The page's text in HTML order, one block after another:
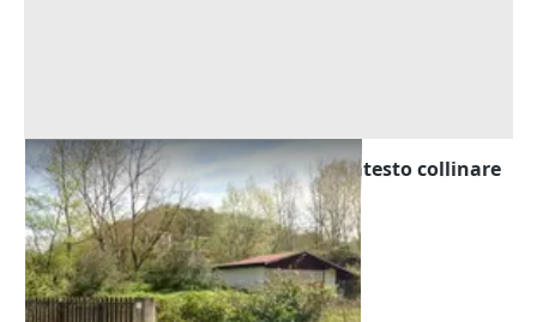
Asta Appezzamento agricolo in contesto collinare
Torrice (Frosinone)
Offerta minima
17.797 €
14/10/2026